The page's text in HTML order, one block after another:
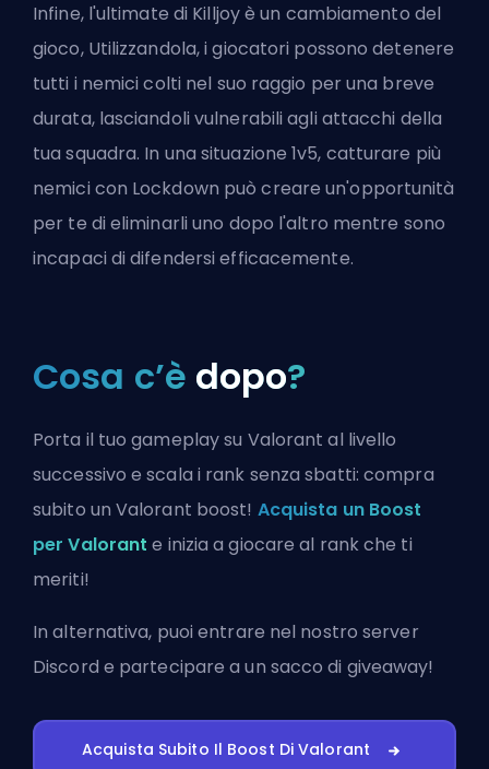
Infine, l'ultimate di Killjoy è un cambiamento del
gioco, Utilizzandola, i giocatori possono detenere
tutti i nemici colti nel suo raggio per una breve
durata, lasciandoli vulnerabili agli attacchi della
tua squadra. In una situazione 1v5, catturare più
nemici con Lockdown può creare un'opportunità
per te di eliminarli uno dopo l'altro mentre sono
incapaci di difendersi efficacemente.
Cosa c’è dopo?
Porta il tuo gameplay su Valorant al livello
successivo e scala i rank senza sbatti: compra
subito un Valorant boost! Acquista un Boost
per Valorant e inizia a giocare al rank che ti
meriti!
In alternativa, puoientrare nel nostro server
Discord e partecipare a un sacco di giveaway!
Acquista Subito Il Boost Di Valorant